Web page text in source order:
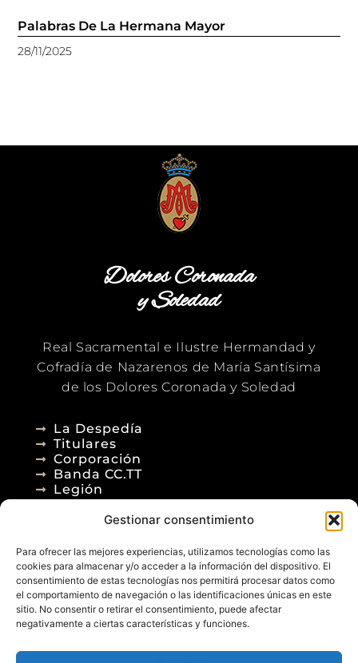
Gestionar consentimiento
Para ofrecer las mejores experiencias, utilizamos tecnologías como las
cookies para almacenar y/o acceder a la información del dispositivo. El
consentimiento de estas tecnologías nos permitirá procesar datos como
el comportamiento de navegación o las identificaciones únicas en este
sitio. No consentir o retirar el consentimiento, puede afectar
negativamente a ciertas características y funciones.
Palabras De La Hermana Mayor
28/11/2025
Dolores Coronada
y Soledad
Real Sacramental e Ilustre Hermandad y
Cofradía de Nazarenos de María Santísima
de los Dolores Coronada y Soledad
La Despedía
Titulares
Corporación
Banda CC.TT
Legión
Agenda
Contacto